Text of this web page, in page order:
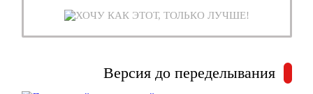
ХОЧУ КАК ЭТОТ, ТОЛЬКО ЛУЧШЕ!
Версия до переделывания